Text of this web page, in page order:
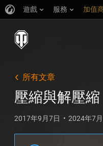
遊戲 服務 加值
所有文章
壓縮與解壓縮
2017年9月7日 2024年7